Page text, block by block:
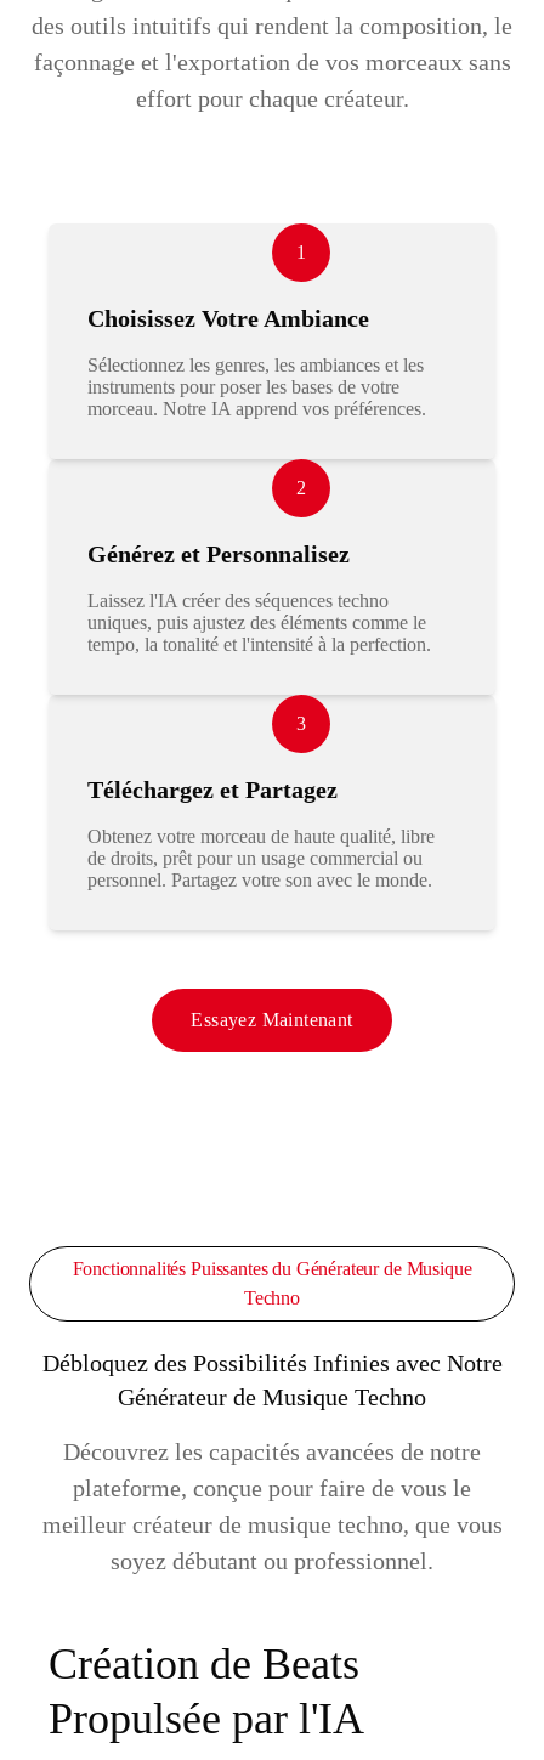
des outils intuitifs qui rendent la composition, le
façonnage et l'exportation de vos morceaux sans
effort pour chaque créateur.
1
Choisissez Votre Ambiance
Sélectionnez les genres, les ambiances et les
instruments pour poser les bases de votre
morceau. Notre IA apprend vos préférences.
2
Générez et Personnalisez
Laissez l'IA créer des séquences techno
uniques, puis ajustez des éléments comme le
tempo, la tonalité et l'intensité à la perfection.
3
Téléchargez et Partagez
Obtenez votre morceau de haute qualité, libre
de droits, prêt pour un usage commercial ou
personnel. Partagez votre son avec le monde.
Essayez Maintenant
Fonctionnalités Puissantes du Générateur de Musique
Techno
Débloquez des Possibilités Infinies avec Notre
Générateur de Musique Techno
Découvrez les capacités avancées de notre
plateforme, conçue pour faire de vous le
meilleur créateur de musique techno, que vous
soyez débutant ou professionnel.
Création de Beats
Propulsée par l'IA